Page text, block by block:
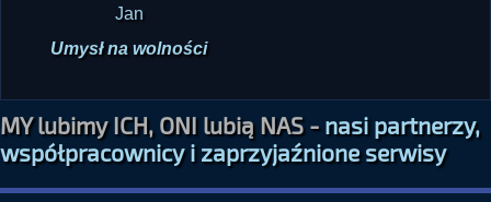
Jan
Umysł na wolności
MY lubimy ICH, ONI lubią NAS -nasi partnerzy,
współpracownicy i zaprzyjaźnione serwisy